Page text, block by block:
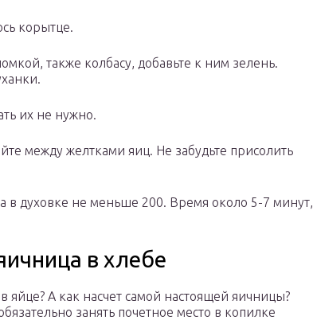
корытце.
также колбасу, добавьте к ним зелень.
их не нужно.
между желтками яиц. Не забудьте присолить
в духовке не меньше 200. Время около 5-7 минут,
в хлебе
яйце? А как насчет самой настоящей яичницы?
занять почетное место в копилке